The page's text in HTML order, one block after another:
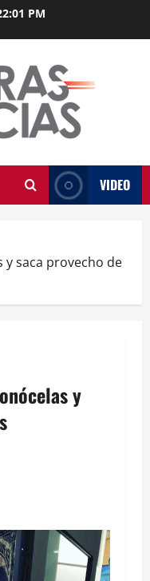
PM
VIDEO
y saca provecho de
y